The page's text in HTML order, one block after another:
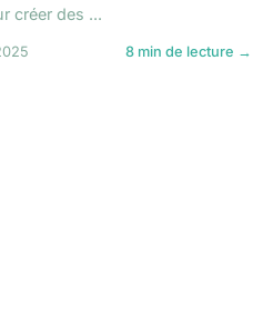
créer des ...
8 min de lecture →